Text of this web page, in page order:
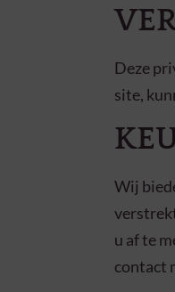
Deze
site,
Wij
u af te
contact